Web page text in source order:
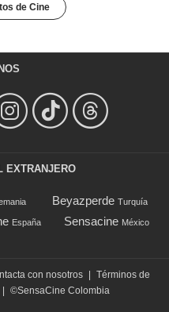
de Cine
EXTRANJERO
Beyazperde Turquía
España Sensacine México
con nosotros | Términos de
| ©SensaCine Colombia